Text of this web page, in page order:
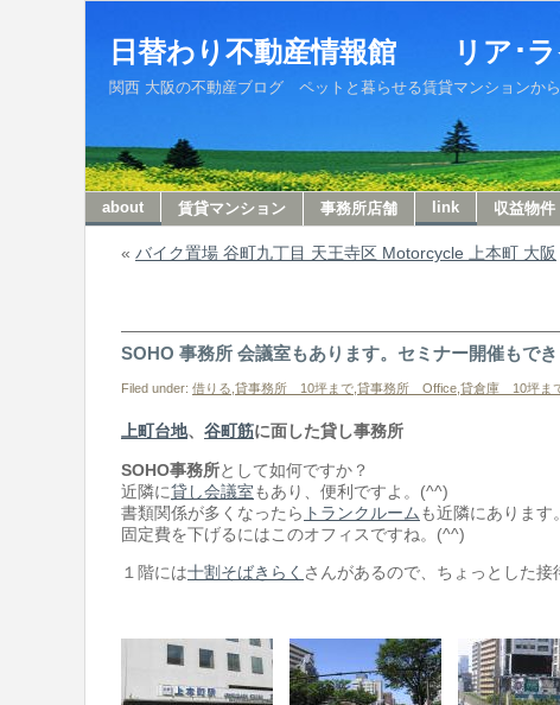
日替わり不動産情報館 リア･ラ
関西 大阪の不動産ブログ ペットと暮らせる賃貸マンション
about 賃貸マンション 事務所店舗 link 収益物件
« バイク置場 谷町九丁目 天王寺区 Motorcycle 上本町 大阪
SOHO 事務所 会議室もあります。セミナー開催もでき
Filed under: 借りる 貸事務所 10坪まで 貸事務所 Office 貸倉庫 10坪ま
上町台地、 谷町筋に面した貸し事務所
SOHO事務所として如何ですか？
近隣に貸し会議室もあり、便利ですよ。(^^)
書類関係が多くなったら トランクルーム も近隣にあります。
固定費を下げるにはこのオフィスですね。(^^)
１階には十割そばきらく さんがあるので、ちょっとした